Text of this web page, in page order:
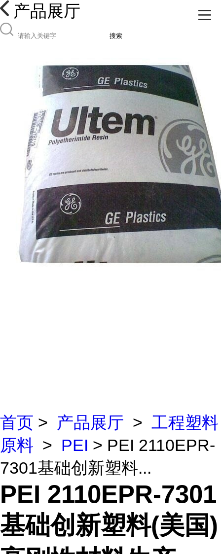
产品展厅
搜索
首页 > 产品展厅 > 工程塑料
原料 > PEI > PEI 2110EPR-
7301基础创新塑料...
PEI 2110EPR-7301
基础创新塑料(美国)